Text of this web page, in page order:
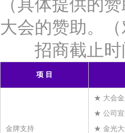
江苏月源纤维科技有限
福建省鸿福化纤实业有
天津海晶聚合有限
宁夏宁东泰和新材有限
广东新会美达锦纶股份
福建四合商贸有限
（具体提供的
大会的赞助。
招商截止时
项 目
金牌支持
★ 大会金
★ 公司宣
★ 金光大